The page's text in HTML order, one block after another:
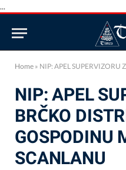
...
Home » NIP: APEL SUPERVIZORU ZA
NIP: APEL
BRČKO
GOSPODINU
SCANLANU